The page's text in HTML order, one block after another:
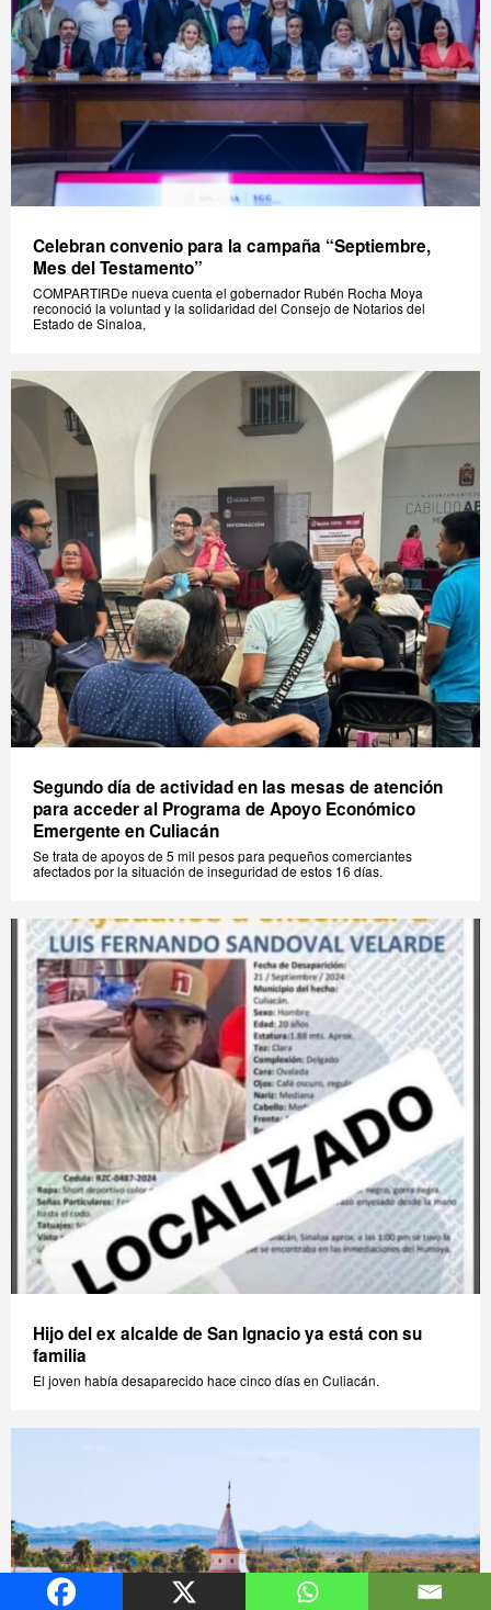
Celebran convenio para la campaña “Septiembre,
Mes del Testamento”
COMPARTIRDe nueva cuenta el gobernador Rubén Rocha Moya
reconoció la voluntad y la solidaridad del Consejo de Notarios del
Estado de Sinaloa,
Segundo día de actividad en las mesas de atención
para acceder al Programa de Apoyo Económico
Emergente en Culiacán
Se trata de apoyos de 5 mil pesos para pequeños comerciantes
afectados por la situación de inseguridad de estos 16 días.
Hijo del ex alcalde de San Ignacio ya está con su
familia
El joven había desaparecido hace cinco días en Culiacán.